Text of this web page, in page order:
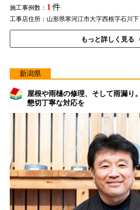
施工事例数： 1 件
工事店住所：山形県寒河江市大字西根字石川下
もっと詳しく見る
新潟県
屋根や雨樋の修理、そして雨漏り
懇切丁寧な対応を